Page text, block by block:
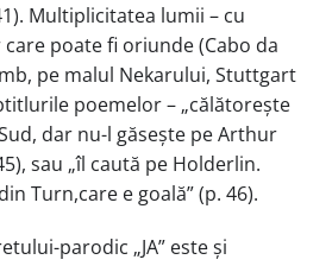
Multiplicitatea lumii – cu
poate fi oriunde (Cabo da
pe malul Nekarului, Stuttgart
poemelor – „călătoreşte
dar nu-l găseşte pe Arthur
sau „îl caută pe Holderlin.
Turn,care e goală” (p. 46).
parodic „JA” este şi